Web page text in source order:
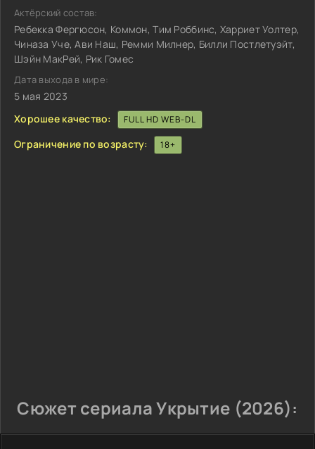
Актёрский состав:
Ребекка Фергюсон, Коммон, Тим Роббинс, Харриет Уолтер,
Чиназа Уче, Ави Наш, Ремми Милнер, Билли Постлетуэйт,
Шэйн МакРей, Рик Гомес
Дата выхода в мире:
5 мая 2023
Хорошее качество:
FULL HD WEB-DL
Ограничение по возрасту: 18+
Сюжет сериала Укрытие (2026):